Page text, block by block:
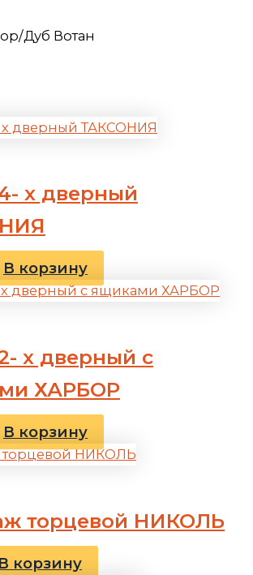
Дуб Вотан
х дверный
В корзину
х дверный с
ХАРБОР
В корзину
торцевой НИКОЛЬ
В корзину